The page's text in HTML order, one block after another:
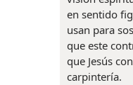
en sentido
usan para
que este
que Jesús
carpintería.